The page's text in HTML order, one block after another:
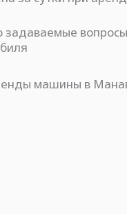
задаваемые вопросы
машины в